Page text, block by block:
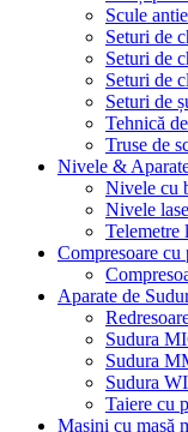
Scule
Seturi de
Seturi de
Seturi de
Seturi de
Tehnică
Truse de
Nivele &
Nivele cu
Nivele
Telemetre
Compresoare cu
Aparate de
Sudura
Sudura
Sudura
Taiere cu
Mașini cu masă